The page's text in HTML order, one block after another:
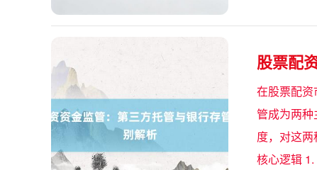
股票配
在股票配
管成为两
度，对这
核心逻辑